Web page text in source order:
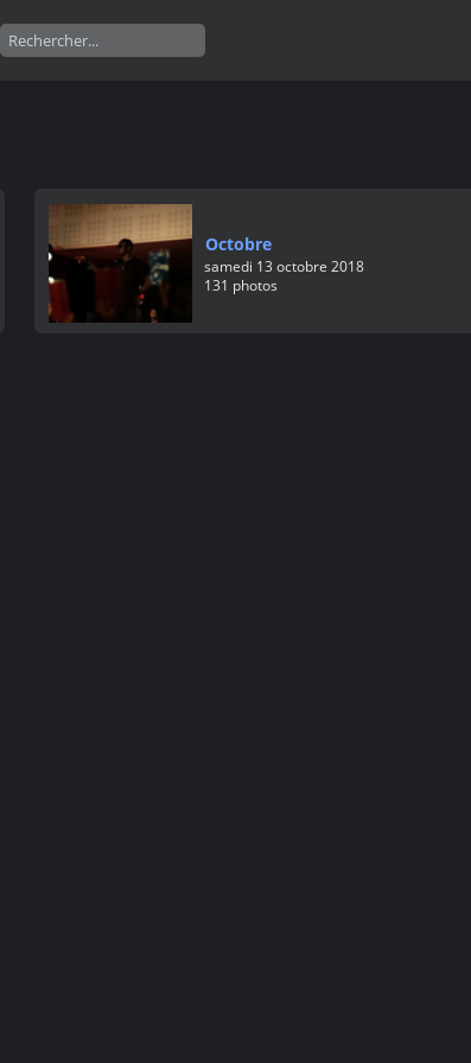
Octobre
samedi 13 octobre 2018
131 photos